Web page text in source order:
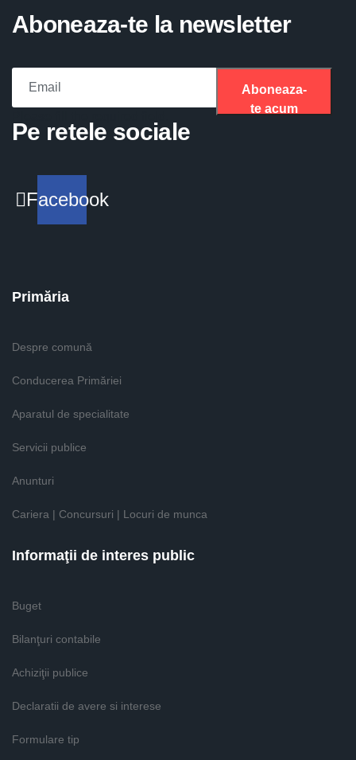
Aboneaza-te la newsletter
Aboneaza-
te acum
Pe retele sociale
Facebook
Primăria
Despre comună
Conducerea Primăriei
Aparatul de specialitate
Servicii publice
Anunturi
Cariera | Concursuri | Locuri de munca
Informaţii de interes public
Buget
Bilanţuri contabile
Achiziţii publice
Declaratii de avere si interese
Formulare tip